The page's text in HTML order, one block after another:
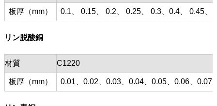
板厚（mm） 0.1、 0.15、 0.2、 0.25、 0.3、0.4、 0.45、
リン脱酸銅
材質 C1220
板厚（mm） 0.01、0.02、0.03、0.04、0.05、0.06、0.07